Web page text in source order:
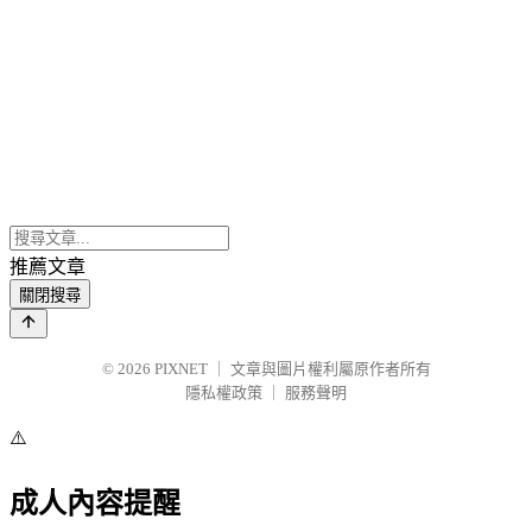
推薦文章
關閉搜尋
© 2026 PIXNET
文章與圖片權利屬原作者所有
隱私權政策
服務聲明
⚠️
成人內容提醒